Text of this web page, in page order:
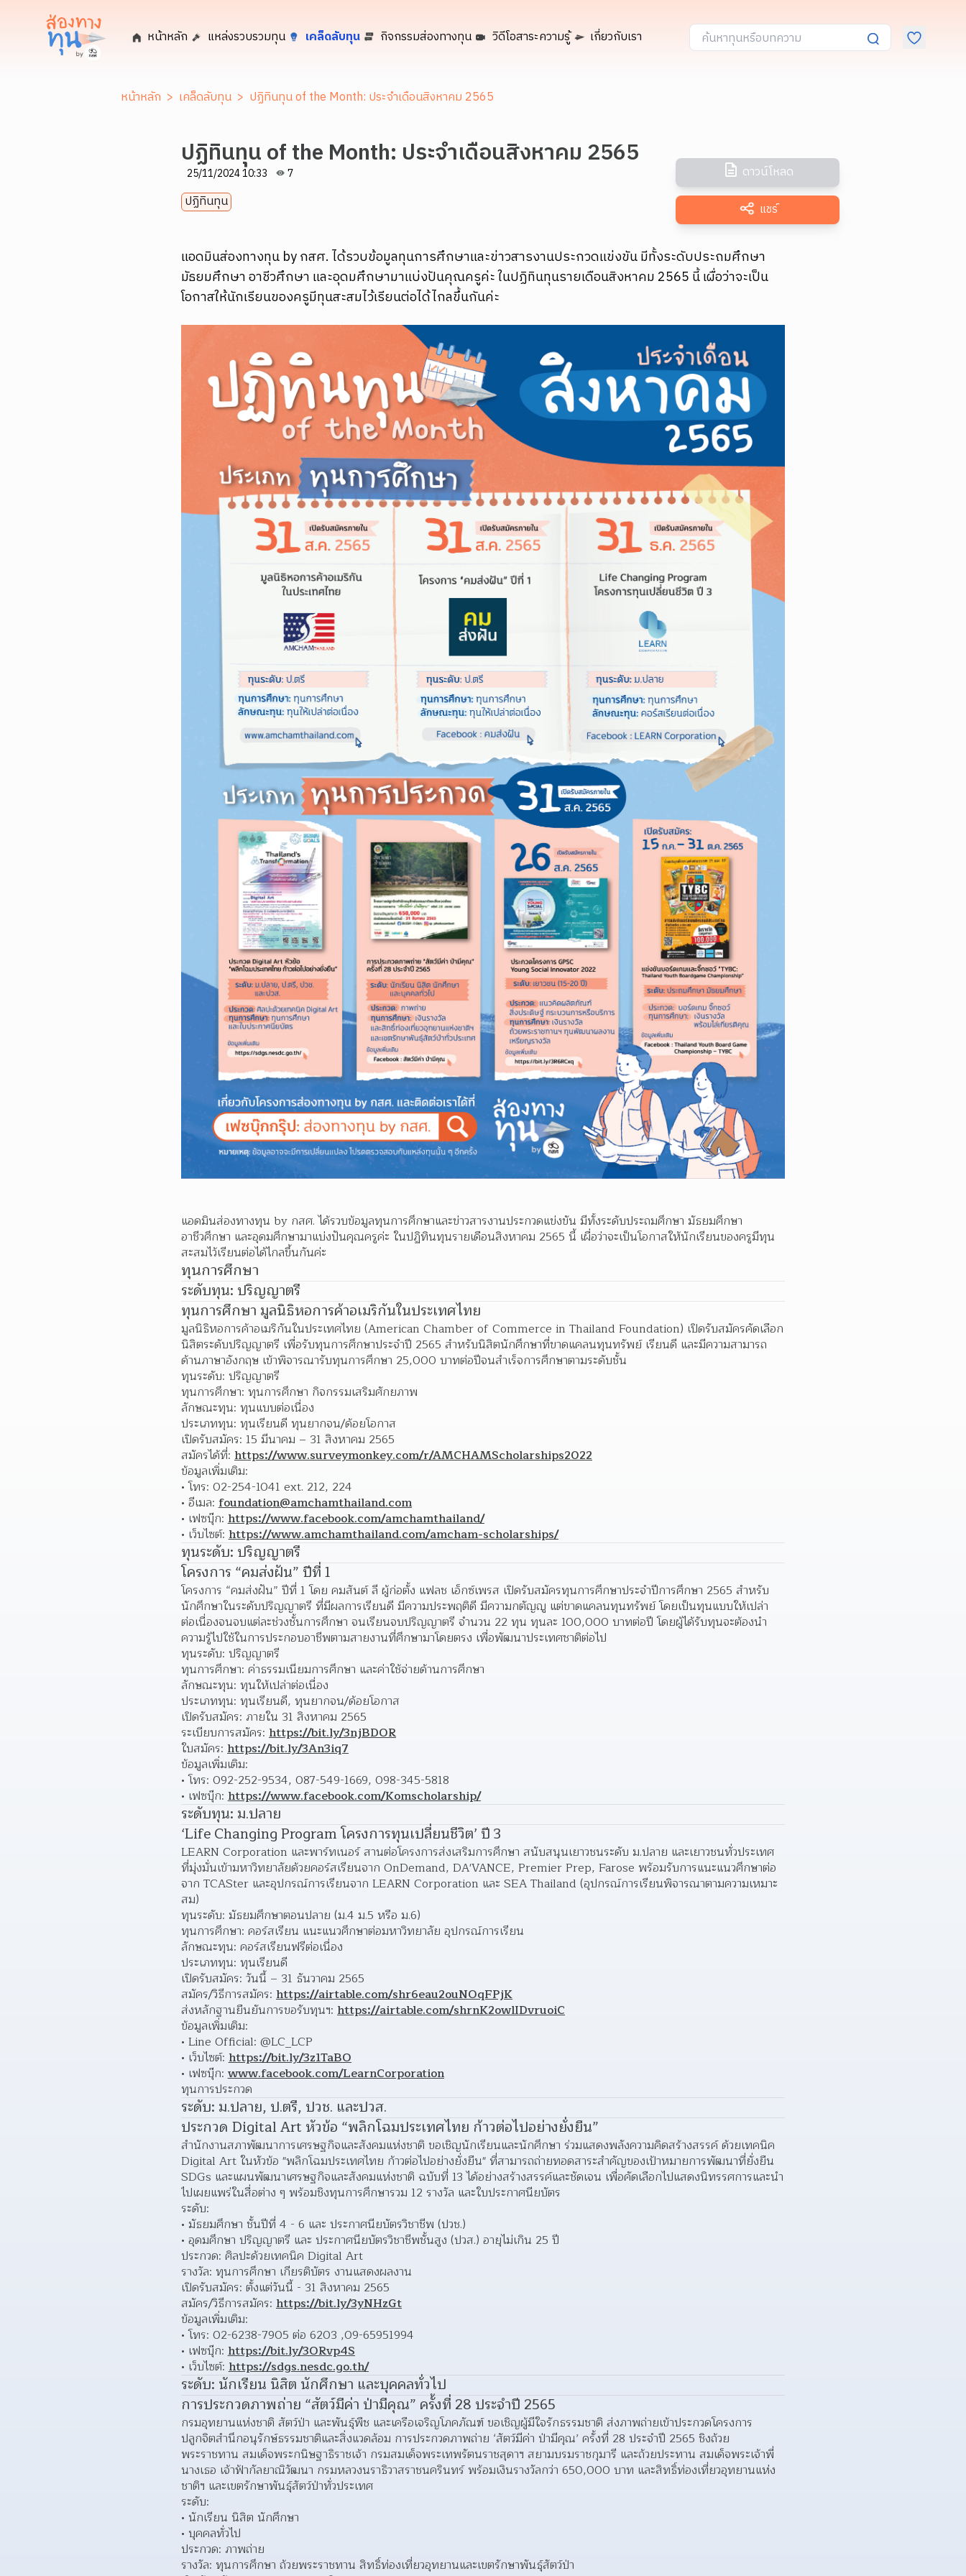
หน้าหลัก แหล่งรวบรวมทุน เคล็ดลับทุน กิจกรรมส่องทางทุน วิดีโอสาระความรู้ เกี่ยวกับเรา
หน้าหลัก > เคล็ดลับทุน > ปฏิทินทุน of the Month: ประจำเดือนสิงหาคม 2565
ปฏิทินทุน of the Month: ประจำเดือนสิงหาคม 2565
25/11/2024 10:33 7
ปฏิทินทุน
ดาวน์โหลด
แชร์
แอดมินส่องทางทุน by กสศ. ได้รวบข้อมูลทุนการศึกษาและข่าวสารงานประกวดแข่งขัน มีทั้งระดับประถมศึกษา
มัธยมศึกษา อาชีวศึกษา และอุดมศึกษามาแบ่งปันคุณครูค่ะ ในปฏิทินทุนรายเดือนสิงหาคม 2565 นี้ เผื่อว่าจะเป็น
โอกาสให้นักเรียนของครูมีทุนสะสมไว้เรียนต่อได้ไกลขึ้นกันค่ะ
แอดมินส่องทางทุน by กสศ. ได้รวบข้อมูลทุนการศึกษาและข่าวสารงานประกวดแข่งขัน มีทั้งระดับประถมศึกษา มัธยมศึกษา
อาชีวศึกษา และอุดมศึกษามาแบ่งปันคุณครูค่ะ ในปฏิทินทุนรายเดือนสิงหาคม 2565 นี้ เผื่อว่าจะเป็นโอกาสให้นักเรียนของครูมีทุน
สะสมไว้เรียนต่อได้ไกลขึ้นกันค่ะ
ทุนการศึกษา
ระดับทุน: ปริญญาตรี
ทุนการศึกษา มูลนิธิหอการค้าอเมริกันในประเทศไทย
มูลนิธิหอการค้าอเมริกันในประเทศไทย (American Chamber of Commerce in Thailand Foundation) เปิดรับสมัครคัดเลือก
นิสิตระดับปริญญาตรี เพื่อรับทุนการศึกษาประจำปี 2565 สำหรับนิสิตนักศึกษาที่ขาดแคลนทุนทรัพย์ เรียนดี และมีความสามารถ
ด้านภาษาอังกฤษ เข้าพิจารณารับทุนการศึกษา 25,000 บาทต่อปีจนสำเร็จการศึกษาตามระดับชั้น
ทุนระดับ: ปริญญาตรี
ทุนการศึกษา: ทุนการศึกษา กิจกรรมเสริมศักยภาพ
ลักษณะทุน: ทุนแบบต่อเนื่อง
ประเภททุน: ทุนเรียนดี ทุนยากจน/ด้อยโอกาส
เปิดรับสมัคร: 15 มีนาคม – 31 สิงหาคม 2565
สมัครได้ที่: https://www.surveymonkey.com/r/AMCHAMScholarships2022
ข้อมูลเพิ่มเติม:
โทร: 02-254-1041 ext. 212, 224
อีเมล: foundation@amchamthailand.com
เฟซบุ๊ก: https://www.facebook.com/amchamthailand/
เว็บไซต์: https://www.amchamthailand.com/amcham-scholarships/
ทุนระดับ: ปริญญาตรี
โครงการ “คมส่งฝัน” ปีที่ 1
โครงการ “คมส่งฝัน” ปีที่ 1 โดย คมสันต์ ลี ผู้ก่อตั้ง แฟลช เอ็กซ์เพรส เปิดรับสมัครทุนการศึกษาประจำปีการศึกษา 2565 สำหรับ
นักศึกษาในระดับปริญญาตรี ที่มีผลการเรียนดี มีความประพฤติดี มีความกตัญญู แต่ขาดแคลนทุนทรัพย์ โดยเป็นทุนแบบให้เปล่า
ต่อเนื่องจนจบแต่ละช่วงชั้นการศึกษา จนเรียนจบปริญญาตรี จำนวน 22 ทุน ทุนละ 100,000 บาทต่อปี โดยผู้ได้รับทุนจะต้องนำ
ความรู้ไปใช้ในการประกอบอาชีพตามสายงานที่ศึกษามาโดยตรง เพื่อพัฒนาประเทศชาติต่อไป
ทุนระดับ: ปริญญาตรี
ทุนการศึกษา: ค่าธรรมเนียมการศึกษา และค่าใช้จ่ายด้านการศึกษา
ลักษณะทุน: ทุนให้เปล่าต่อเนื่อง
ประเภททุน: ทุนเรียนดี, ทุนยากจน/ด้อยโอกาส
เปิดรับสมัคร: ภายใน 31 สิงหาคม 2565
ระเบียบการสมัคร: https://bit.ly/3njBDOR
ใบสมัคร: https://bit.ly/3An3iq7
ข้อมูลเพิ่มเติม:
โทร: 092-252-9534, 087-549-1669, 098-345-5818
เฟซบุ๊ก: https://www.facebook.com/Komscholarship/
ระดับทุน: ม.ปลาย
‘Life Changing Program โครงการทุนเปลี่ยนชีวิต’ ปี 3
LEARN Corporation และพาร์ทเนอร์ สานต่อโครงการส่งเสริมการศึกษา สนับสนุนเยาวชนระดับ ม.ปลาย และเยาวชนทั่วประเทศ
ที่มุ่งมั่นเข้ามหาวิทยาลัยด้วยคอร์สเรียนจาก OnDemand, DA'VANCE, Premier Prep, Farose พร้อมรับการแนะแนวศึกษาต่อ
จาก TCASter และอุปกรณ์การเรียนจาก LEARN Corporation และ SEA Thailand (อุปกรณ์การเรียนพิจารณาตามความเหมาะ
สม)
ทุนระดับ: มัธยมศึกษาตอนปลาย (ม.4 ม.5 หรือ ม.6)
ทุนการศึกษา: คอร์สเรียน แนะแนวศึกษาต่อมหาวิทยาลัย อุปกรณ์การเรียน
ลักษณะทุน: คอร์สเรียนฟรีต่อเนื่อง
ประเภททุน: ทุนเรียนดี
เปิดรับสมัคร: วันนี้ – 31 ธันวาคม 2565
สมัคร/วิธีการสมัคร: https://airtable.com/shr6eau2ouNOqFPjK
ส่งหลักฐานยืนยันการขอรับทุนฯ: https://airtable.com/shrnK2owlIDvruoiC
ข้อมูลเพิ่มเติม:
Line Official: @LC_LCP
เว็บไซต์: https://bit.ly/3z1TaBO
เฟซบุ๊ก: www.facebook.com/LearnCorporation
ทุนการประกวด
ระดับ: ม.ปลาย, ป.ตรี, ปวช. และปวส.
ประกวด Digital Art หัวข้อ “พลิกโฉมประเทศไทย ก้าวต่อไปอย่างยั่งยืน”
สำนักงานสภาพัฒนาการเศรษฐกิจและสังคมแห่งชาติ ขอเชิญนักเรียนและนักศึกษา ร่วมแสดงพลังความคิดสร้างสรรค์ ด้วยเทคนิค
Digital Art ในหัวข้อ "พลิกโฉมประเทศไทย ก้าวต่อไปอย่างยั่งยืน" ที่สามารถถ่ายทอดสาระสำคัญของเป้าหมายการพัฒนาที่ยั่งยืน
SDGs และแผนพัฒนาเศรษฐกิจและสังคมแห่งชาติ ฉบับที่ 13 ได้อย่างสร้างสรรค์และชัดเจน เพื่อคัดเลือกไปแสดงนิทรรศการและนำ
ไปเผยแพร่ในสื่อต่าง ๆ พร้อมชิงทุนการศึกษารวม 12 รางวัล และใบประกาศนียบัตร
ระดับ:
มัธยมศึกษา ชั้นปีที่ 4 - 6 และ ประกาศนียบัตรวิชาชีพ (ปวช.)
อุดมศึกษา ปริญญาตรี และ ประกาศนียบัตรวิชาชีพชั้นสูง (ปวส.) อายุไม่เกิน 25 ปี
ประกวด: ศิลปะด้วยเทคนิค Digital Art
รางวัล: ทุนการศึกษา เกียรติบัตร งานแสดงผลงาน
เปิดรับสมัคร: ตั้งแต่วันนี้ - 31 สิงหาคม 2565
สมัคร/วิธีการสมัคร: https://bit.ly/3yNHzGt
ข้อมูลเพิ่มเติม:
โทร: 02-6238-7905 ต่อ 6203 ,09-65951994
เฟซบุ๊ก: https://bit.ly/3ORvp4S
เว็บไซต์: https://sdgs.nesdc.go.th/
ระดับ: นักเรียน นิสิต นักศึกษา และบุคคลทั่วไป
การประกวดภาพถ่าย “สัตว์มีค่า ป่ามีคุณ” ครั้งที่ 28 ประจำปี 2565
กรมอุทยานแห่งชาติ สัตว์ป่า และพันธุ์พืช และเครือเจริญโภคภัณฑ์ ขอเชิญผู้มีใจรักธรรมชาติ ส่งภาพถ่ายเข้าประกวดโครงการ
ปลูกจิตสำนึกอนุรักษ์ธรรมชาติและสิ่งแวดล้อม การประกวดภาพถ่าย ‘สัตว์มีค่า ป่ามีคุณ’ ครั้งที่ 28 ประจำปี 2565 ชิงถ้วย
พระราชทาน สมเด็จพระกนิษฐาธิราชเจ้า กรมสมเด็จพระเทพรัตนราชสุดาฯ สยามบรมราชกุมารี และถ้วยประทาน สมเด็จพระเจ้าพี่
นางเธอ เจ้าฟ้ากัลยาณิวัฒนา กรมหลวงนราธิวาสราชนครินทร์ พร้อมเงินรางวัลกว่า 650,000 บาท และสิทธิ์ท่องเที่ยวอุทยานแห่ง
ชาติฯ และเขตรักษาพันธุ์สัตว์ป่าทั่วประเทศ
ระดับ:
นักเรียน นิสิต นักศึกษา
บุคคลทั่วไป
ประกวด: ภาพถ่าย
รางวัล: ทุนการศึกษา ถ้วยพระราชทาน สิทธิ์ท่องเที่ยวอุทยานและเขตรักษาพันธุ์สัตว์ป่า